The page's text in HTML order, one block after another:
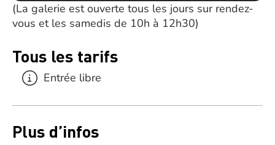
(La galerie est ouverte tous les jours sur rendez-
vous et les samedis de 10h à 12h30)
Tous les tarifs
Entrée libre
Plus d’infos